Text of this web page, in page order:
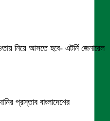
নিয়ে আসতে হবে- এটর্নি জেনারেল
প্রস্তাব বাংলাদেশের